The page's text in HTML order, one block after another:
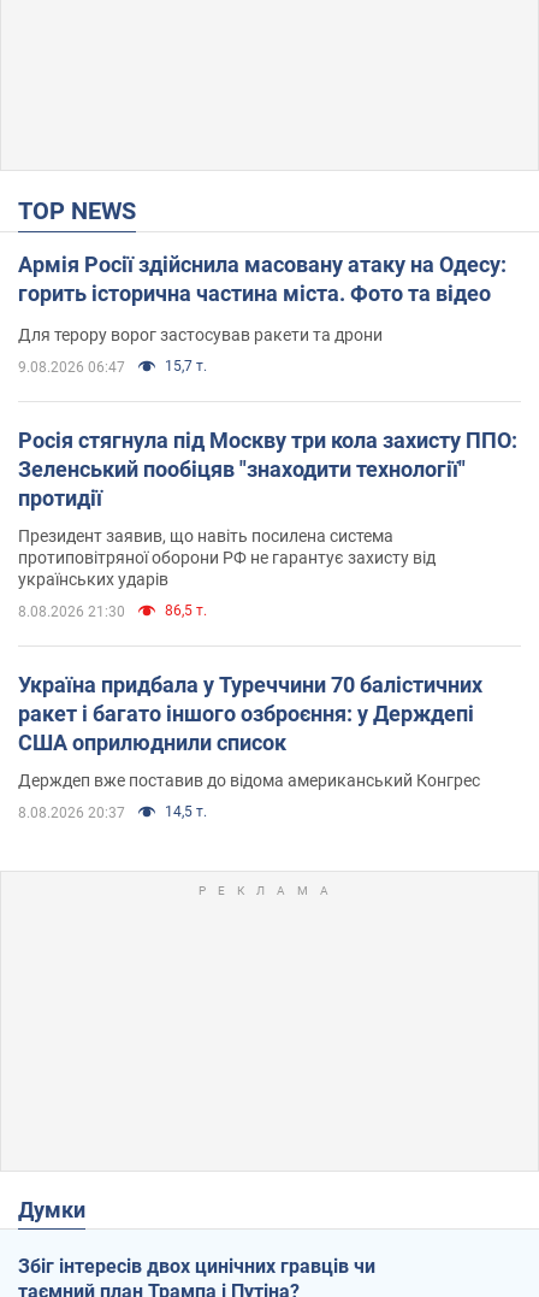
TOP NEWS
Армія Росії здійснила масовану атаку на Одесу:
горить історична частина міста. Фото та відео
Для терору ворог застосував ракети та дрони
9.08.2026 06:47 15,7 т.
Росія стягнула під Москву три кола захисту ППО:
Зеленський пообіцяв "знаходити технології"
протидії
Президент заявив, що навіть посилена система
протиповітряної оборони РФ не гарантує захисту від
українських ударів
8.08.2026 21:30 86,5 т.
Україна придбала у Туреччини 70 балістичних
ракет і багато іншого озброєння: у Держдепі
США оприлюднили список
Держдеп вже поставив до відома американський Конгрес
8.08.2026 20:37 14,5 т.
Думки
Збіг інтересів двох цинічних гравців чи
таємний план Трампа і Путіна?